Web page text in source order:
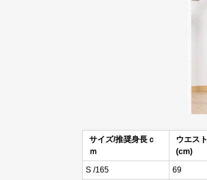
サイズ/推奨身長ｃ
ｍ
ウエスト
(cm)
S /165 69